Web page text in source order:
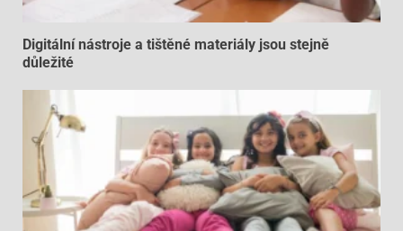
Digitální nástroje a tištěné materiály jsou stejně
důležité